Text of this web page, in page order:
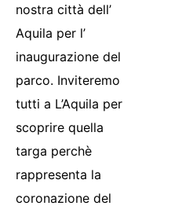
nostra città dell’
Aquila per l’
inaugurazione del
parco. Inviteremo
tutti a L’Aquila per
scoprire quella
targa perchè
rappresenta la
coronazione del